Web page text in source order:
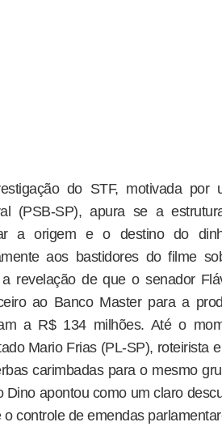
do STF, motivada por
(PSB-SP), apura se a
a origem e o destino do
aos bastidores do filme
revelação de que o senador
ao Banco Master para a
a R$ 134 milhões. Até o
Mario Frias (PL-SP), roteirista
carimbadas para o mesmo
Dino apontou como um claro
o controle de emendas